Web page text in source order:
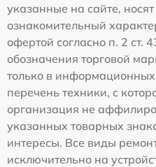
указанные на сайте,
ознакомительный
офертой согласно п. 2 ст.
обозначения торговой
только в
перечень техники, с
организация не
указанных товарных
интересы. Все виды
исключительно на